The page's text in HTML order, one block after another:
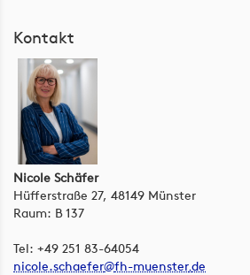
Kontakt
Nicole Schäfer
Hüfferstraße 27, 48149 Münster
Raum: B 137
Tel: +49 251 83-64054
nicole.schaefer
fh-muensterde